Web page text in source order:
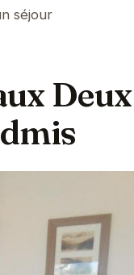
séjour
Deux